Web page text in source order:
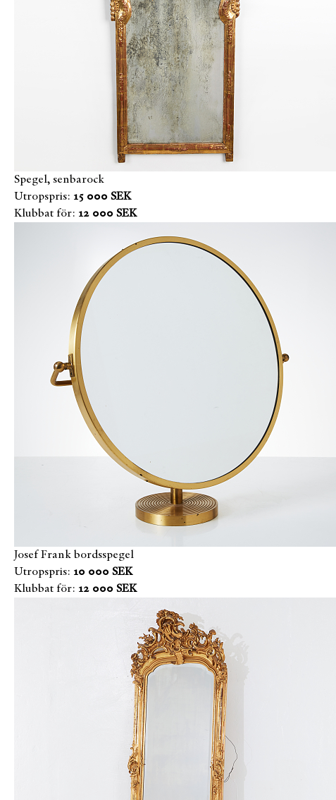
Spegel, senbarock
Utropspris: 15 000 SEK
Klubbat för: 12 000 SEK
Josef Frank bordsspegel
Utropspris: 10 000 SEK
Klubbat för: 12 000 SEK